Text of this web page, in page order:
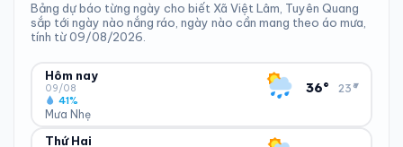
Bảng dự báo từng ngày cho biết Xã Việt Lâm, Tuyên Quang
sắp tới ngày nào nắng ráo, ngày nào cần mang theo áo mưa,
tính từ 09/08/2026.
Hôm nay
09/08
Mưa Nhẹ
41%
36° 23°
▾
ĐỘ ẨM
Thứ Hai